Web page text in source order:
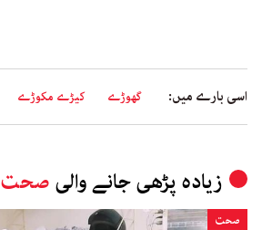
اسی بارے میں: گھوڑے کیڑے مکوڑے
زیادہ پڑھی جانے والی صحت
صحت